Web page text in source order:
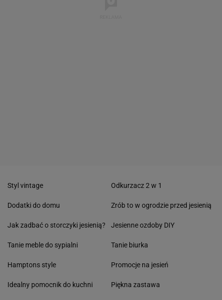
Styl vintage
Dodatki do domu
Jak zadbać o storczyki jesienią?
Tanie meble do sypialni
Hamptons style
Idealny pomocnik do kuchni
Odkurzacz 2 w 1
Zrób to w ogrodzie przed jesienią
Jesienne ozdoby DIY
Tanie biurka
Promocje na jesień
Piękna zastawa